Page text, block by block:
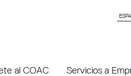
al COAC Servicios a